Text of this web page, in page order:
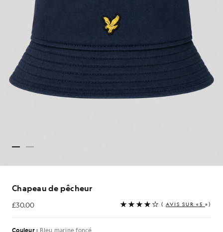
Chapeau de pêcheur
£30.00
£30.00 ( AVIS SUR «5 »)
Couleur : Bleu marine foncé